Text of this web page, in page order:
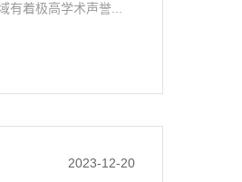
着极高学术声誉...
2023-12-20